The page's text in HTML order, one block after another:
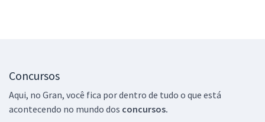
Concursos
Aqui, no Gran, você fica por dentro de tudo o que está
acontecendo no mundo dos concursos.